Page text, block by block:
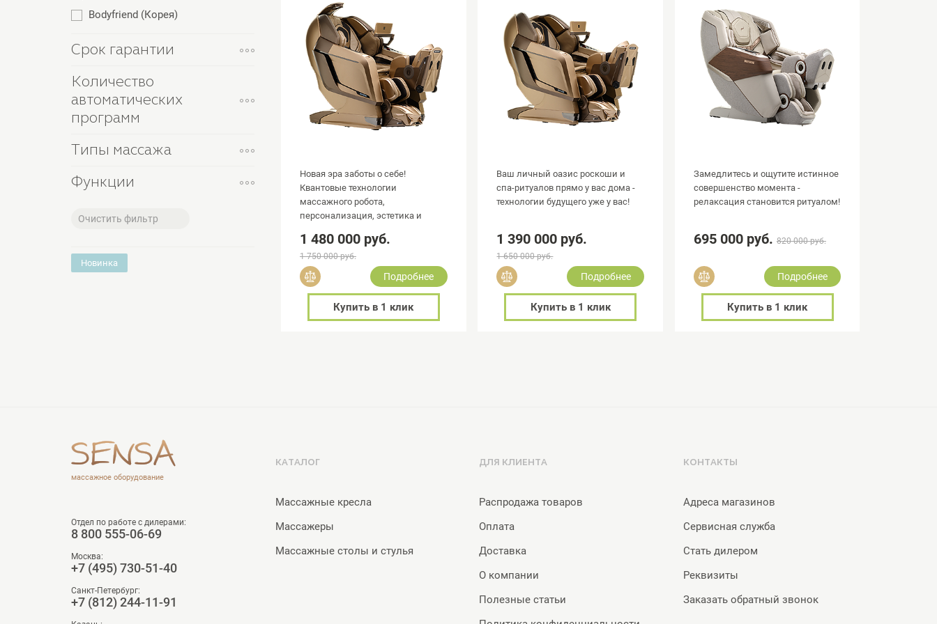
Bodyfriend (Корея)
Срок гарантии
Количество
автоматических
программ
Типы массажа
Функции
Очистить фильтр
Новинка
Новая эра заботы о себе!
Квантовые технологии
массажного робота,
персонализация, эстетика и
1 480 000 руб.
1 750 000 руб.
Добавить в сравнение
Подробнее
Купить в 1 клик
Ваш личный оазис роскоши и
спа-ритуалов прямо у вас дома -
технологии будущего уже у вас!
1 390 000 руб.
1 650 000 руб.
Добавить в сравнение
Подробнее
Купить в 1 клик
Замедлитесь и ощутите истинное
совершенство момента -
релаксация становится ритуалом!
695 000 руб. 820 000 руб.
Добавить в сравнение
Подробнее
Купить в 1 клик
массажное оборудование
Отдел по работе с дилерами:
8 800 555-06-69
Москва:
+7 (495) 730-51-40
Санкт-Петербург:
+7 (812) 244-11-91
КАТАЛОГ
Массажные кресла
Массажеры
Массажные столы и стулья
ДЛЯ КЛИЕНТА
Распродажа товаров
Оплата
Доставка
О компании
Полезные статьи
КОНТАКТЫ
Адреса магазинов
Сервисная служба
Стать дилером
Реквизиты
Заказать обратный звонок